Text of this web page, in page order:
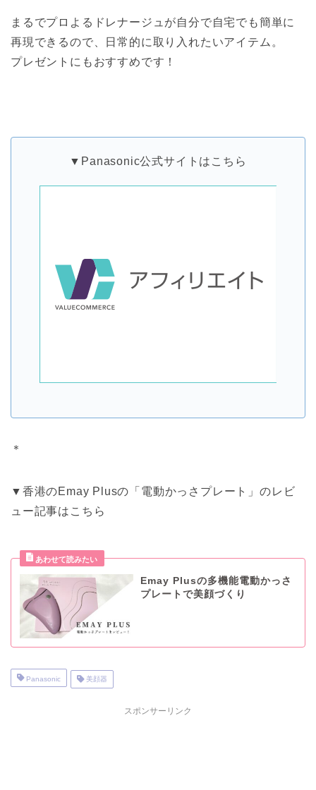
まるでプロよるドレナージュが自分で自宅でも簡単に
再現できるので、日常的に取り入れたいアイテム。
プレゼントにもおすすめです！
▼Panasonic公式サイトはこちら
＊
▼香港のEmay Plusの「電動かっさプレート」のレビ
ュー記事はこちら
Emay Plusの多機能電動かっさ
プレートで美顔づくり
Panasonic 美顔器
スポンサーリンク